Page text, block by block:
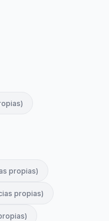
)
propias)
propias)
)